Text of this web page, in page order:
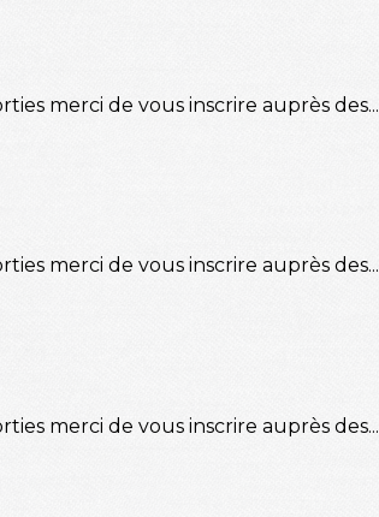
merci de vous inscrire auprès des...
merci de vous inscrire auprès des...
merci de vous inscrire auprès des...